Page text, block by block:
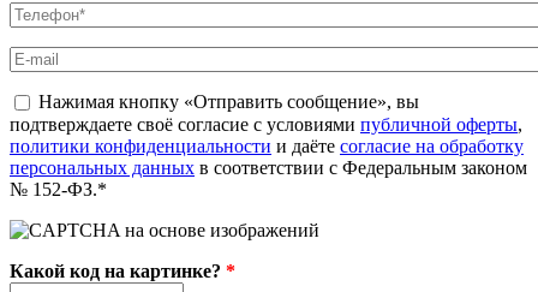
Телефон
E-mail
politika*
Нажимая кнопку «Отправить сообщение», вы
подтверждаете своё согласие с условиями публичной оферты,
политики конфиденциальности и даёте согласие на обработку
персональных данных в соответствии с Федеральным законом
№ 152-ФЗ.*
Какой код на картинке? *